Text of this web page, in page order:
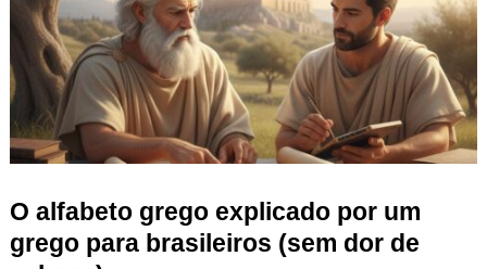
O alfabeto grego explicado por um
grego para brasileiros (sem dor de